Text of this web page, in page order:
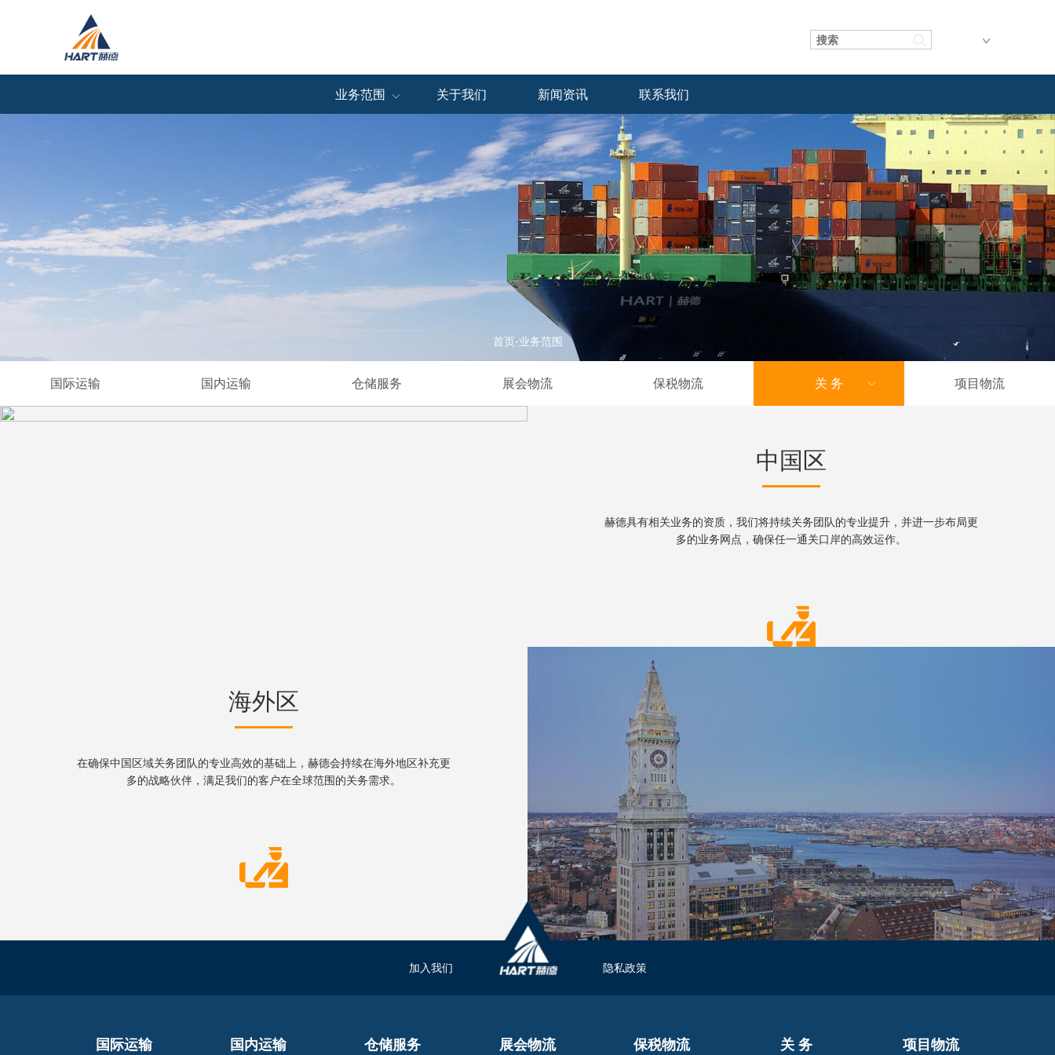
业务范围
航空散货
航空整箱/板
航空包机
铁路整柜
航空整箱/板
中国区
海外区
展会物流
中国展会
海外展会
保税物流
中国区
海外区
中国区
海外区
项目物流
项目物流
关于我们 新闻资讯 联系我们
首页-业务范围
国际运输 国内运输 仓储服务 展会物流 保税物流 关 务 项目物流
中国区
赫德具有相关业务的资质，我们将持续关务团队的专业提升，并进一步布局更
多的业务网点，确保任一通关口岸的高效运作。
海外区
在确保中国区域关务团队的专业高效的基础上，赫德会持续在海外地区补充更
多的战略伙伴，满足我们的客户在全球范围的关务需求。
加入我们 隐私政策
国际运输 国内运输 仓储服务 展会物流 保税物流 关 务 项目物流